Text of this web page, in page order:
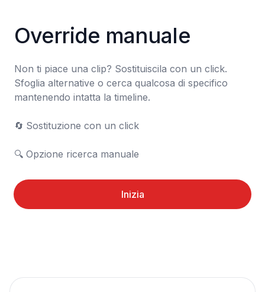
Override manuale
Non ti piace una clip? Sostituiscila con un click.
Sfoglia alternative o cerca qualcosa di specifico
mantenendo intatta la timeline.
🔄	Sostituzione con un click
🔍	Opzione ricerca manuale
Inizia